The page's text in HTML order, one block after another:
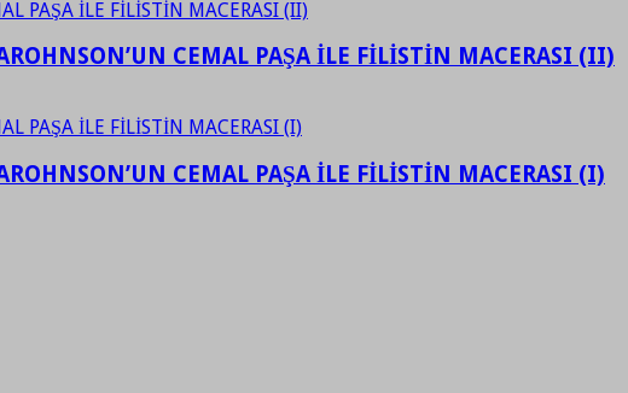
CEMAL PAŞA İLE FİLİSTİN MACERASI (II)
CEMAL PAŞA İLE FİLİSTİN MACERASI (I)